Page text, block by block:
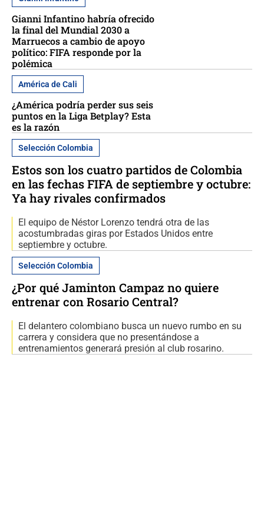
Gianni Infantino habría ofrecido
la final del Mundial 2030 a
Marruecos a cambio de apoyo
político: FIFA responde por la
polémica
América de Cali
¿América podría perder sus seis
puntos en la Liga Betplay? Esta
es la razón
Selección Colombia
Estos son los cuatro partidos de Colombia
en las fechas FIFA de septiembre y octubre:
Ya hay rivales confirmados
El equipo de Néstor Lorenzo tendrá otra de las
acostumbradas giras por Estados Unidos entre
septiembre y octubre.
Selección Colombia
¿Por qué Jaminton Campaz no quiere
entrenar con Rosario Central?
El delantero colombiano busca un nuevo rumbo en su
carrera y considera que no presentándose a
entrenamientos generará presión al club rosarino.